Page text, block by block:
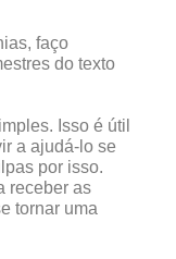
faço
do texto
Isso é útil
a ajudá-lo se
por isso.
receber as
tornar uma